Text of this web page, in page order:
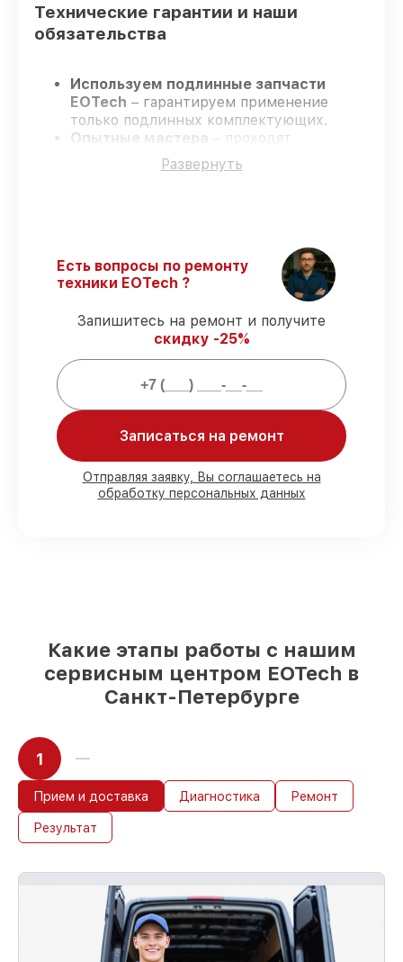
Технические гарантии и наши
обязательства
Используем подлинные запчасти
EOTech – гарантируем применение
только подлинных комплектующих.
Опытные мастера
– проходят
постоянное обучение, что подтверждает
уровень их профессионализма.
Гарантийное сопровождение – все
ремонтные услуги и комплектующие
защищены сервисной гарантией.
Мы гарантируем:
80%
заказов закрываем с возможностью
запчастей EOTech готовы к
установке в Санкт-Петербурге,
остальные доставляются быстро
Подлинные запчасти EOTech и
Развернуть
Есть вопросы по ремонту
техники EOTech ?
Запишитесь на ремонт и получите
скидку -25%
Записаться на ремонт
Отправляя заявку, Вы соглашаетесь на
обработку персональных данных
Какие этапы работы с нашим
сервисным центром EOTech в
Санкт-Петербурге
1
Прием и доставка Диагностика Ремонт
Результат